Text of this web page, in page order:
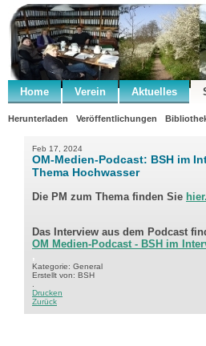
Home Verein Aktuelles
Herunterladen Veröffentlichungen
Feb 17, 2024
OM-Medien-Podcast: BSH im
Thema Hochwasser
Die PM zum Thema finden Sie hier.
Das Interview aus dem Podcast
OM Medien-Podcast - BSH im
,
Kategorie: General
Erstellt von: BSH
Drucken
Zurück